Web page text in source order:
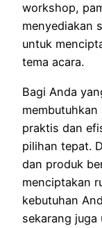
workshop,
menyediakan
untuk
tema acara.
Bagi Anda
praktis dan
pilihan tepat.
dan produk
menciptakan
kebutuhan
sekarang juga